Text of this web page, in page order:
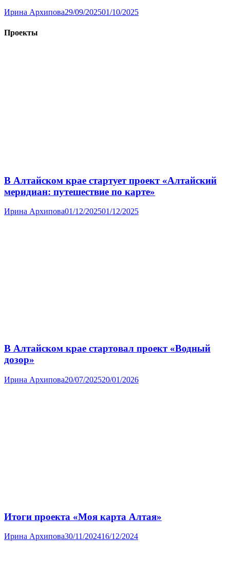
Ирина Архипова29/09/202501/10/2025
Проекты
В Алтайском крае стартует проект «Алтайский
меридиан: путешествие по карте»
Ирина Архипова01/12/202501/12/2025
В Алтайском крае стартовал проект «Водный
дозор»
Ирина Архипова20/07/202520/01/2026
Итоги проекта «Моя карта Алтая»
Ирина Архипова30/11/202416/12/2024